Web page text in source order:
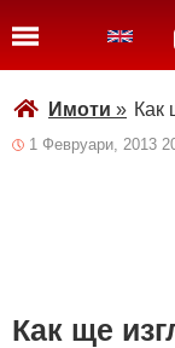
Имоти » Как
1 Февруари, 2013
Как ще